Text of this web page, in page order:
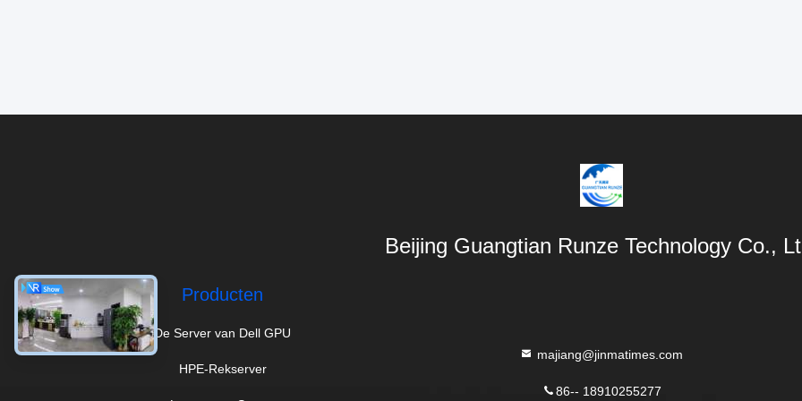
Beijing Guangtian Runze Technology Co.,
Producten
De Server van Dell GPU
HPE-Rekserver
majiang@jinmatimes.com
86-- 18910255277